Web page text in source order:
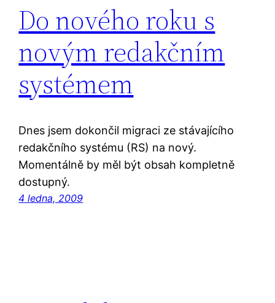
Do nového roku s
novým redakčním
systémem
Dnes jsem dokončil migraci ze stávajícího
redakčního systému (RS) na nový.
Momentálně by měl být obsah kompletně
dostupný.
4 ledna, 2009